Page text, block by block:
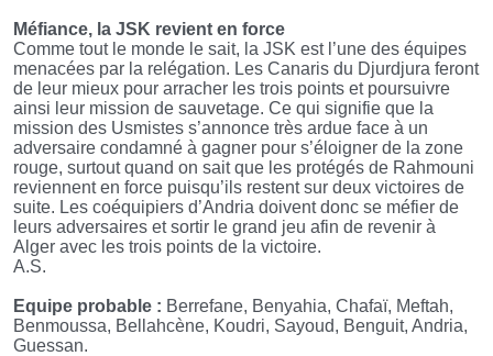
Méfiance, la JSK revient en force
Comme tout le monde le sait, la JSK est l’une des équipes
menacées par la relégation. Les Canaris du Djurdjura feront
de leur mieux pour arracher les trois points et poursuivre
ainsi leur mission de sauvetage. Ce qui signifie que la
mission des Usmistes s’annonce très ardue face à un
adversaire condamné à gagner pour s’éloigner de la zone
rouge, surtout quand on sait que les protégés de Rahmouni
reviennent en force puisqu’ils restent sur deux victoires de
suite. Les coéquipiers d’Andria doivent donc se méfier de
leurs adversaires et sortir le grand jeu afin de revenir à
Alger avec les trois points de la victoire.
A.S.
Equipe probable : Berrefane, Benyahia, Chafaï, Meftah,
Benmoussa, Bellahcène, Koudri, Sayoud, Benguit, Andria,
Guessan.